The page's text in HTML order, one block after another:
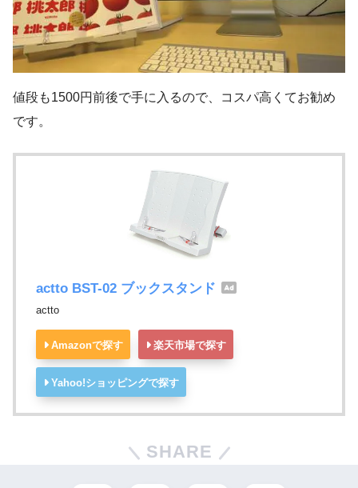
値段も1500円前後で手に入るので、コスパ高くてお勧め
です。
actto BST-02 ブックスタンド
actto
Amazonで探す 楽天市場で探す
Yahoo!ショッピングで探す
SHARE